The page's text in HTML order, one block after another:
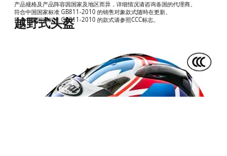
产品规格及产品阵容因国家及地区而异，详细情况请咨询各国的代理商。
符合中国国家标准 GB811-2010 的销售对象款式随時在更新。
符合中国国家标准 GB811-2010 的款式请参照CCC标志。
越野式头盔